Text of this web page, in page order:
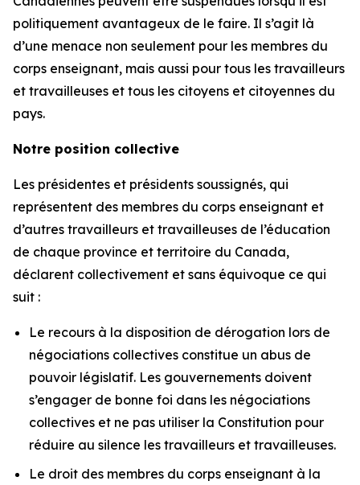
politiquement avantageux de le faire. Il s’agit là
d’une menace non seulement pour les membres du
corps enseignant, mais aussi pour tous les travailleurs
et travailleuses et tous les citoyens et citoyennes du
pays.
Notre position collective
Les présidentes et présidents soussignés, qui
représentent des membres du corps enseignant et
d’autres travailleurs et travailleuses de l’éducation
de chaque province et territoire du Canada,
déclarent collectivement et sans équivoque ce qui
suit :
Le recours à la disposition de dérogation lors de
négociations collectives constitue un abus de
pouvoir législatif. Les gouvernements doivent
s’engager de bonne foi dans les négociations
collectives et ne pas utiliser la Constitution pour
réduire au silence les travailleurs et travailleuses.
Le droit des membres du corps enseignant à la